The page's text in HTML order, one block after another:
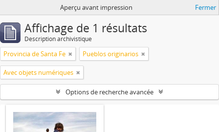
Aperçu avant impression Fermer
Affichage de 1 résultats
Description archivistique
Provincia de Santa Fe Pueblos originarios
Avec objets numériques
Options de recherche avancée